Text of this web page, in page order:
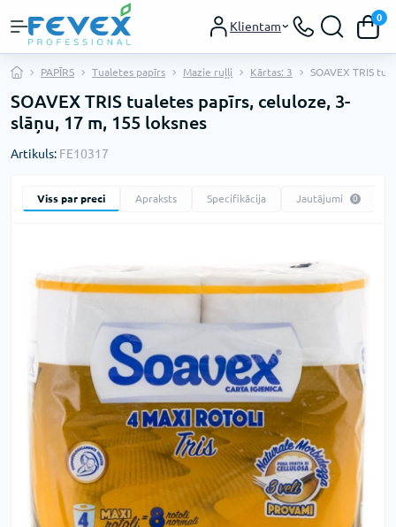
Klientam
0
PAPĪRS Tualetes papīrs Mazie ruļļi Kārtas: 3 SOAVEX TRIS
SOAVEX TRIS tualetes papīrs, celuloze, 3-
slāņu, 17 m, 155 loksnes
Artikuls: FE10317
Viss par preci Apraksts Specifikācija Jautājumi 0